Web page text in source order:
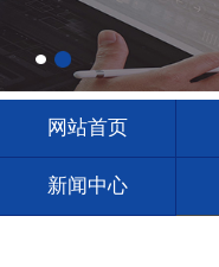
网站首页
新闻中心